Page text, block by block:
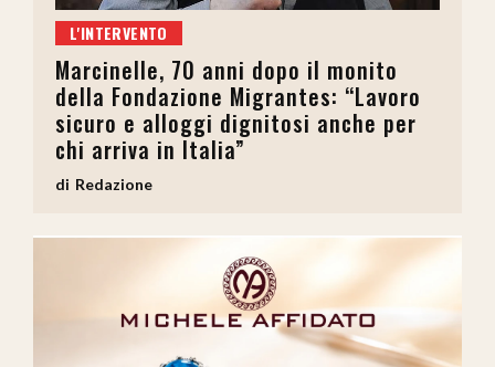
L'INTERVENTO
Marcinelle, 70 anni dopo il monito
della Fondazione Migrantes: “Lavoro
sicuro e alloggi dignitosi anche per
chi arriva in Italia”
Redazione